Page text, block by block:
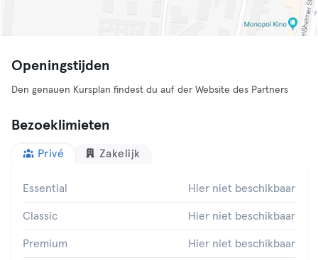
Openingstijden
Den genauen Kursplan findest du auf der Website des Partners
Bezoeklimieten
Privé Zakelijk
Essential Hier niet beschikbaar
Classic Hier niet beschikbaar
Premium Hier niet beschikbaar